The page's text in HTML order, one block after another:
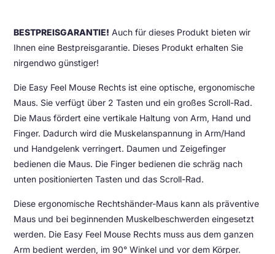
BESTPREISGARANTIE! Auch für dieses Produkt bieten wir
Ihnen eine Bestpreisgarantie. Dieses Produkt erhalten Sie
nirgendwo günstiger!
Die Easy Feel Mouse Rechts ist eine optische, ergonomische
Maus. Sie verfügt über 2 Tasten und ein großes Scroll-Rad.
Die Maus fördert eine vertikale Haltung von Arm, Hand und
Finger. Dadurch wird die Muskelanspannung in Arm/Hand
und Handgelenk verringert. Daumen und Zeigefinger
bedienen die Maus. Die Finger bedienen die schräg nach
unten positionierten Tasten und das Scroll-Rad.
Diese ergonomische Rechtshänder-Maus kann als präventive
Maus und bei beginnenden Muskelbeschwerden eingesetzt
werden. Die Easy Feel Mouse Rechts muss aus dem ganzen
Arm bedient werden, im 90° Winkel und vor dem Körper.